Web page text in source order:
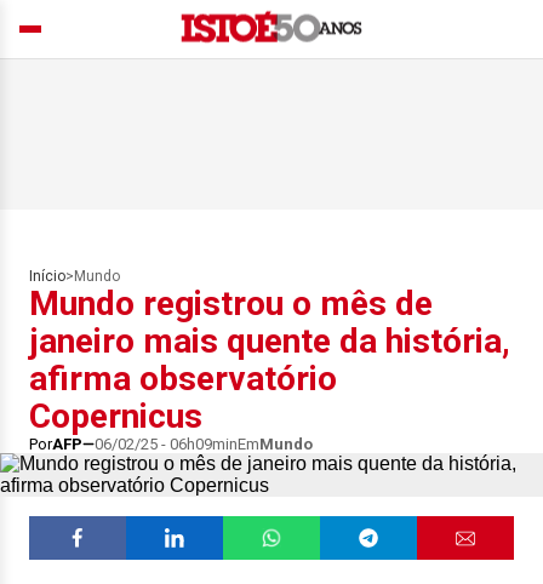
Início> Mundo
Mundo registrou o mês de
janeiro mais quente da história,
afirma observatório
Copernicus
PorAFP 06/02/25 - 06h09minEmMundo